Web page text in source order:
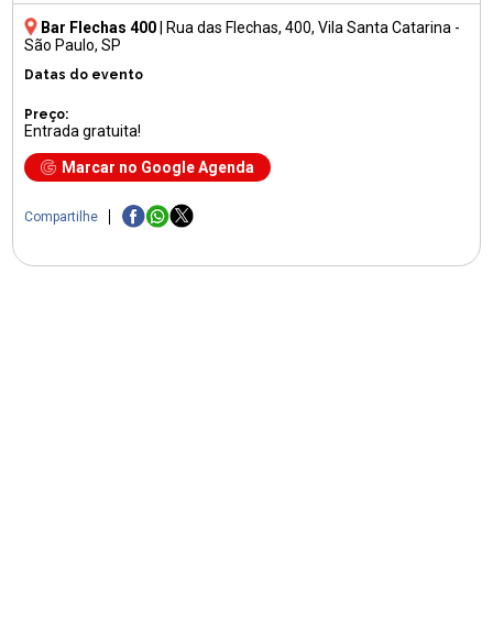
Bar Flechas 400 Rua das Flechas, 400, Vila Santa Catarina -
São Paulo, SP
Datas do evento
Preço:
Entrada gratuita!
Marcar no Google Agenda
Compartilhe